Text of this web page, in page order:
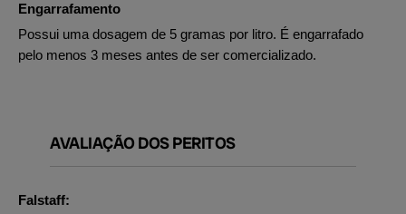
Engarrafamento
Possui uma dosagem de 5 gramas por litro. É engarrafado
pelo menos 3 meses antes de ser comercializado.
AVALIAÇÃO DOS PERITOS
Falstaff: